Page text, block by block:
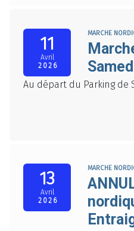
11
Avril
2026
MARCHE
Au départ du Parking de
13
Avril
2026
MARCHE